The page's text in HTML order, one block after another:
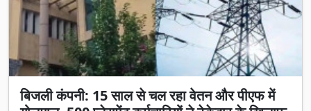
बिजली कंपनी: 15 साल से चल रहा वेतन और पीएफ में